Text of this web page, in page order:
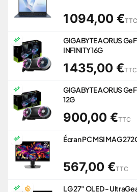
1 094,00 €TTC
GIGABYTE AORUS
INFINITY 16G
1 435,00 €TTC
GIGABYTE AORUS
12G
900,00 €TTC
Écran PC MSI MAG
567,00 €TTC
LG 27" OLED -